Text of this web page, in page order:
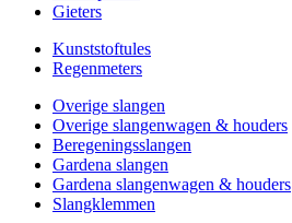
Gieters
Kunststoftules
Regenmeters
Overige slangen
Overige slangenwagen & houders
Beregeningsslangen
Gardena slangen
Gardena slangenwagen & houders
Slangklemmen